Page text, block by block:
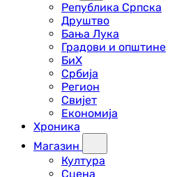
Република Српска
Друштво
Бања Лука
Градови и општине
БиХ
Србија
Регион
Свијет
Економија
Хроника
Магазин
Култура
Сцена